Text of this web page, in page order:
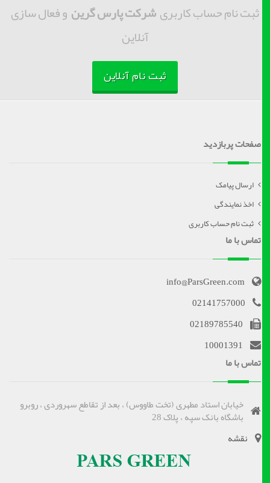
ثبت نام حساب کاربریشرکت پارس گرینو فعال سازی
آنلاین
ثبت نام آنلاین
صفحات پربازدید
ارسال پیامک
اخذ نمایندگی
ثبت نام حساب کاربری
تماس با ما
info@ParsGreen.com
02141757000
02189785540
10001391
تماس با ما
خیابان استاد مطهری (تخت طاووس) ، بعد از تقاطع سهروردی ، روبرو
باشگاه بانک سپه ، پلاک 28
نقشه